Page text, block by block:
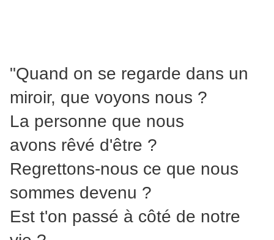
"Quand on se regarde dans un
miroir, que voyons nous ?
La personne que nous
avons rêvé d'être ?
Regrettons-nous ce que nous
sommes devenu ?
Est t'on passé à côté de notre